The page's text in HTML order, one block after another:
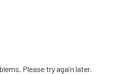
Please try again later.